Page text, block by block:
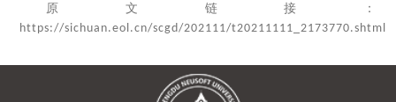
原文链接：
https://sichuan.eol.cn/scgd/202111/t20211111_2173770.shtml